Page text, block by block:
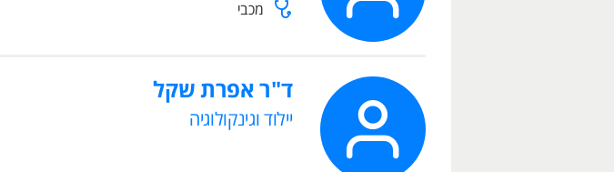
מכבי
ד"ר אפרת שקל
יילוד וגינקולוגיה